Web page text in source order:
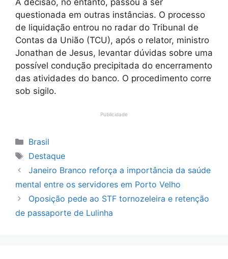
A decisão, no entanto, passou a ser
questionada em outras instâncias. O processo
de liquidação entrou no radar do Tribunal de
Contas da União (TCU), após o relator, ministro
Jonathan de Jesus, levantar dúvidas sobre uma
possível condução precipitada do encerramento
das atividades do banco. O procedimento corre
sob sigilo.
Publicidade
Categorias
Brasil
Tags
Destaque
Janeiro Branco reforça a importância da saúde
mental entre os servidores em Porto Velho
Oposição pede ao STF tornozeleira e retenção
de passaporte de Lulinha